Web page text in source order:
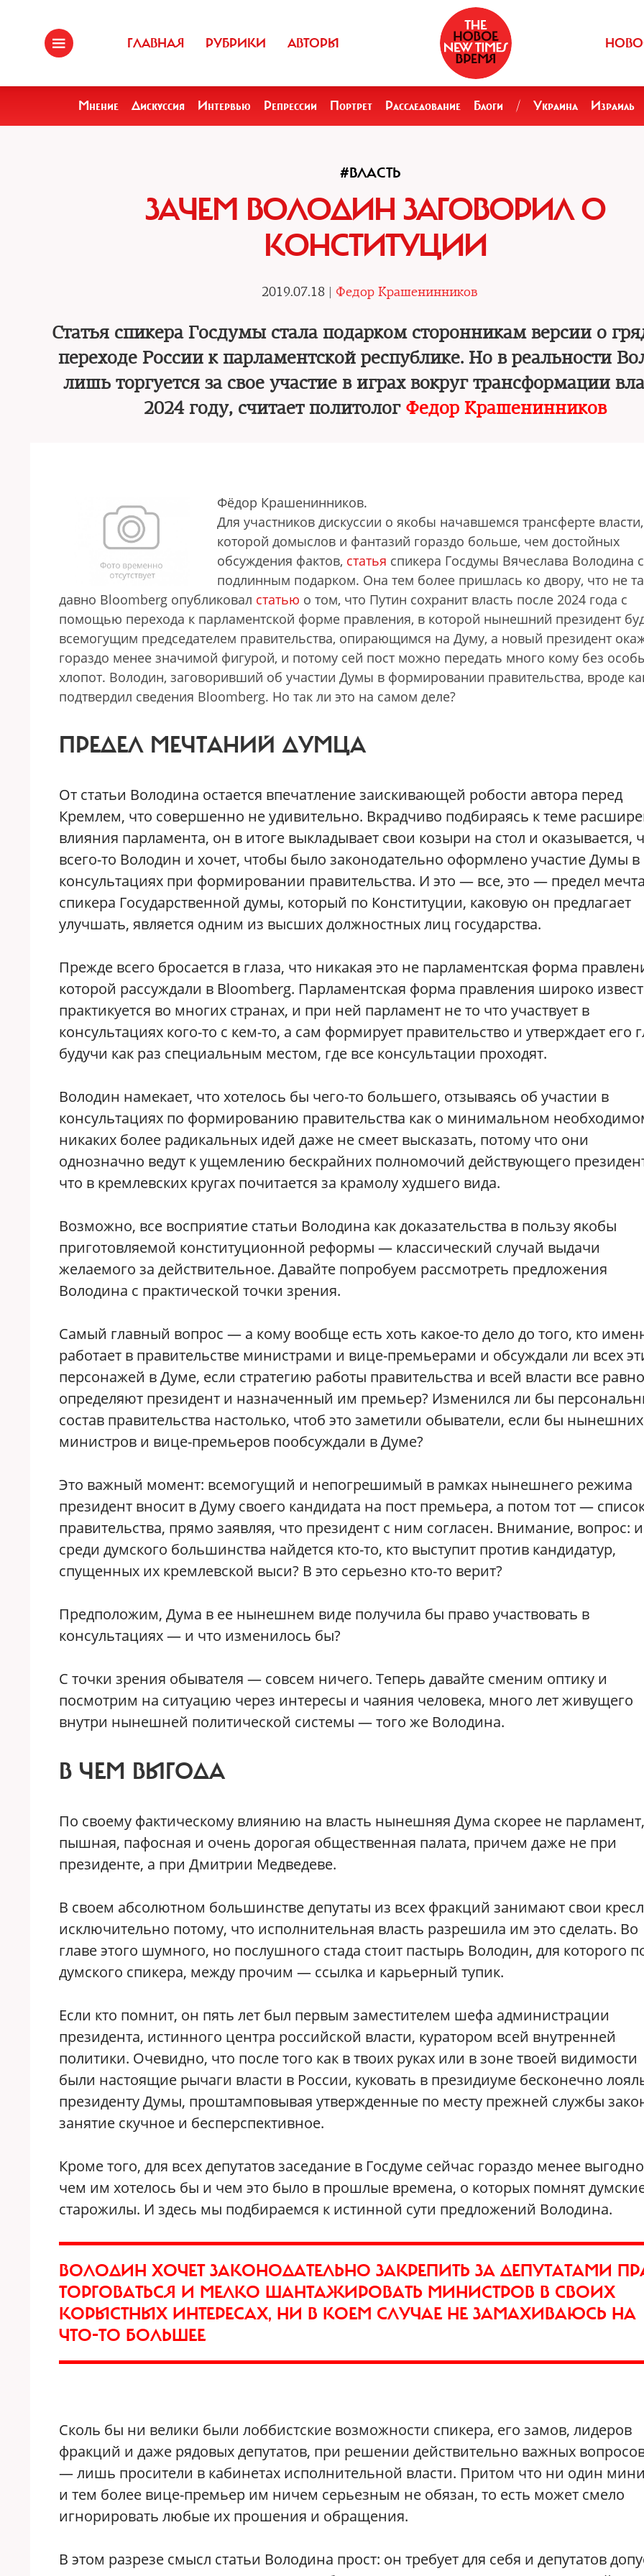
ГЛАВНАЯ РУБРИКИ АВТОРЫ
Мнение Дискуссия Интервью Репрессии Портрет Расследование Блоги / Украина Израиль
#ВЛАСТЬ
ЗАЧЕМ ВОЛОДИН ЗАГОВОРИЛ О
КОНСТИТУЦИИ
2019.07.18 | Федор Крашенинников
Статья спикера Госдумы стала подарком сторонникам версии о
переходе России к парламентской республике. Но в реальности
лишь торгуется за свое участие в играх вокруг трансформации
2024 году, считает политолог Федор Крашенинников
Фёдор Крашенинников.
Для участников дискуссии о якобы начавшемся трансферте
которой домыслов и фантазий гораздо больше, чем достойных
обсуждения фактов, статья спикера Госдумы Вячеслава Володина
подлинным подарком. Она тем более пришлась ко двору, что не
давно Bloomberg опубликовал статью о том, что Путин сохранит власть после 2024 года с
помoщью перехода к парламентской форме правления, в которой нынешний президент
всемогущим председателем правительства, опирающимся на Думу, а новый президент
гораздо менее значимой фигурой, и потому сей пост можно передать много кому без
хлопот. Володин, заговоривший об участии Думы в формировании правительства, вроде
подтвердил сведения Bloomberg. Но так ли это на самом деле?
ПРЕДЕЛ МЕЧТАНИЙ ДУМЦА
От статьи Володина остается впечатление заискивающей робости автора перед
Кремлем, что совершенно не удивительно. Вкрадчиво подбираясь к теме
влияния парламента, он в итоге выкладывает свои козыри на стол и оказывается,
всего-то Володин и хочет, чтобы было законодательно оформлено участие Думы в
консультациях при формировании правительства. И это — все, это — предел
спикера Государственной думы, который по Конституции, каковую он предлагает
улучшать, является одним из высших должностных лиц государства.
Прежде всего бросается в глаза, что никакая это не парламентская форма
которой рассуждали в Bloomberg. Парламентская форма правления широко
практикуется во многих странах, и при ней парламент не то что участвует в
консультациях кого-то с кем-то, а сам формирует правительство и утверждает его
будучи как раз специальным местом, где все консультации проходят.
Володин намекает, что хотелось бы чего-то большего, отзываясь об участии в
консультациях по формированию правительства как о минимальном
никаких более радикальных идей даже не смеет высказать, потому что они
однозначно ведут к ущемлению бескрайних полномочий действующего
что в кремлевских кругах почитается за крамолу худшего вида.
Возможно, все восприятие статьи Володина как доказательства в пользу якобы
приготовляемой конституционной реформы — классический случай выдачи
желаемого за действительное. Давайте попробуем рассмотреть предложения
Володина с практической точки зрения.
Самый главный вопрос — а кому вообще есть хоть какое-то дело до того, кто
работает в правительстве министрами и вице-премьерами и обсуждали ли всех
персонажей в Думе, если стратегию работы правительства и всей власти все равно
определяют президент и назначенный им премьер? Изменился ли бы
состав правительства настолько, чтоб это заметили обыватели, если бы
министров и вице-премьеров пообсуждали в Думе?
Это важный момент: всемогущий и непогрешимый в рамках нынешнего режима
президент вносит в Думу своего кандидата на пост премьера, а потом тот —
правительства, прямо заявляя, что президент с ним согласен. Внимание, вопрос:
среди думского большинства найдется кто-то, кто выступит против кандидатур,
спущенных их кремлевской выси? В это серьезно кто-то верит?
Предположим, Дума в ее нынешнем виде получила бы право участвовать в
консультациях — и что изменилось бы?
С точки зрения обывателя — совсем ничего. Теперь давайте сменим оптику и
посмотрим на ситуацию через интересы и чаяния человека, много лет живущего
внутри нынешней политической системы — того же Володина.
В ЧЕМ ВЫГОДА
По своему фактическому влиянию на власть нынешняя Дума скорее не
пышная, пафосная и очень дорогая общественная палата, причем даже не при
президенте, а при Дмитрии Медведеве.
В своем абсолютном большинстве депутаты из всех фракций занимают свои
исключительно потому, что исполнительная власть разрешила им это сделать. Во
главе этого шумного, но послушного стада стоит пастырь Володин, для которого
думского спикера, между прочим — ссылка и карьерный тупик.
Если кто помнит, он пять лет был первым заместителем шефа администрации
президента, истинного центра российской власти, куратором всей внутренней
политики. Очевидно, что после того как в твоих руках или в зоне твоей видимости
были настоящие рычаги власти в России, куковать в президиуме бесконечно
президенту Думы, проштамповывая утвержденные по месту прежней службы
занятие скучное и бесперспективное.
Кроме того, для всех депутатов заседание в Госдуме сейчас гораздо менее
чем им хотелось бы и чем это было в прошлые времена, о которых помнят
старожилы. И здесь мы подбираемся к истинной сути предложений Володина.
ВОЛОДИН ХОЧЕТ ЗАКОНОДАТЕЛЬНО ЗАКРЕПИТЬ ЗА ДЕПУТАТАМИ
ТОРГОВАТЬСЯ И МЕЛКО ШАНТАЖИРОВАТЬ МИНИСТРОВ В СВОИХ
КОРЫСТНЫХ ИНТЕРЕСАХ, НИ В КОЕМ СЛУЧАЕ НЕ ЗАМАХИВАЮСЬ НА
ЧТО-ТО БОЛЬШЕЕ
Сколь бы ни велики были лоббистские возможности спикера, его замов, лидеров
фракций и даже рядовых депутатов, при решении действительно важных
— лишь просители в кабинетах исполнительной власти. Притом что ни один
и тем более вице-премьер им ничем серьезным не обязан, то есть может смело
игнорировать любые их прошения и обращения.
В этом разрезе смысл статьи Володина прост: он требует для себя и депутатов